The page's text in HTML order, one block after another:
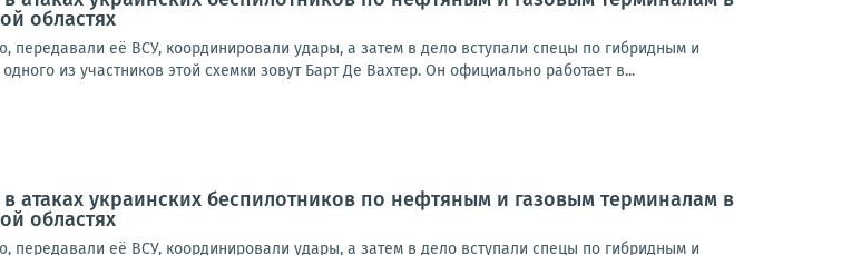
областях
передавали её ВСУ, координировали удары, а затем в дело вступали спецы по гибридным и
из участников этой схемки зовут Барт Де Вахтер. Он официально работает в...
атаках украинских беспилотников по нефтяным и газовым терминалам в
областях
передавали её ВСУ, координировали удары, а затем в дело вступали спецы по гибридным и